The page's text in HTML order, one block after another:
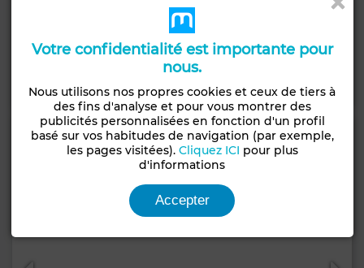
90 m² 2 Sdb.
Votre confidentialité est importante pour
nous.
Nous utilisons nos propres cookies et ceux de tiers à
des fins d'analyse et pour vous montrer des
publicités personnalisées en fonction d'un profil
basé sur vos habitudes de navigation (par exemple,
les pages visitées). Cliquez ICI pour plus
d'informations
Accepter